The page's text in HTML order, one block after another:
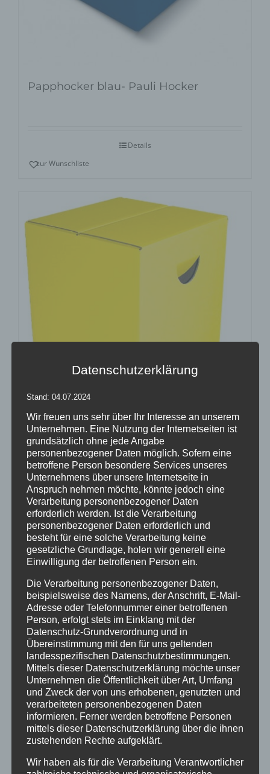
Papphocker blau- Pauli Hocker
Details
zur Wunschliste
Papphocker gelb- Pauli Hocker
Details
zur Wunschliste
Datenschutzerklärung
Stand: 04.07.2024
Wir freuen uns sehr über Ihr Interesse an unserem
Unternehmen. Eine Nutzung der Internetseiten ist
grundsätzlich ohne jede Angabe
personenbezogener Daten möglich. Sofern eine
betroffene Person besondere Services unseres
Unternehmens über unsere Internetseite in
Anspruch nehmen möchte, könnte jedoch eine
Verarbeitung personenbezogener Daten
erforderlich werden. Ist die Verarbeitung
personenbezogener Daten erforderlich und
besteht für eine solche Verarbeitung keine
gesetzliche Grundlage, holen wir generell eine
Einwilligung der betroffenen Person ein.
Die Verarbeitung personenbezogener Daten,
beispielsweise des Namens, der Anschrift, E-Mail-
Adresse oder Telefonnummer einer betroffenen
Person, erfolgt stets im Einklang mit der
Datenschutz-Grundverordnung und in
Übereinstimmung mit den für uns geltenden
landesspezifischen Datenschutzbestimmungen.
Mittels dieser Datenschutzerklärung möchte unser
Unternehmen die Öffentlichkeit über Art, Umfang
und Zweck der von uns erhobenen, genutzten und
verarbeiteten personenbezogenen Daten
informieren. Ferner werden betroffene Personen
mittels dieser Datenschutzerklärung über die ihnen
zustehenden Rechte aufgeklärt.
Wir haben als für die Verarbeitung Verantwortlicher